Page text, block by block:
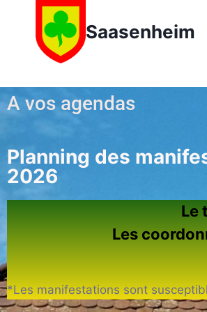
Saasenheim
A vos agendas
Planning des
2026
Le
Les
*Les manifestations sont